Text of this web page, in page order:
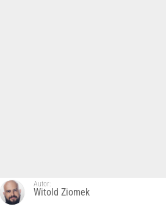
Autor:
Witold Ziomek